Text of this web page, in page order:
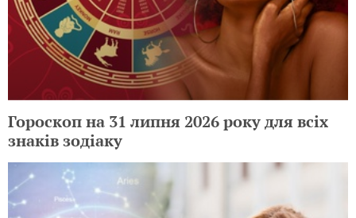
Гороскоп на 31 липня 2026 року для всіх
знаків зодіаку